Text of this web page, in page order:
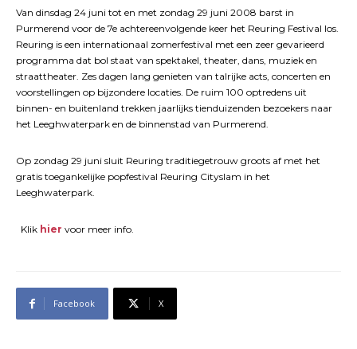
Van dinsdag 24 juni tot en met zondag 29 juni 2008 barst in
Purmerend voor de 7e achtereenvolgende keer het Reuring Festival los.
Reuring is een internationaal zomerfestival met een zeer gevarieerd
programma dat bol staat van spektakel, theater, dans, muziek en
straattheater. Zes dagen lang genieten van talrijke acts, concerten en
voorstellingen op bijzondere locaties. De ruim 100 optredens uit
binnen- en buitenland trekken jaarlijks tienduizenden bezoekers naar
het Leeghwaterpark en de binnenstad van Purmerend.
Op zondag 29 juni sluit Reuring traditiegetrouw groots af met het
gratis toegankelijke popfestival Reuring Cityslam in het
Leeghwaterpark.
Klik hier voor meer info.
Facebook X